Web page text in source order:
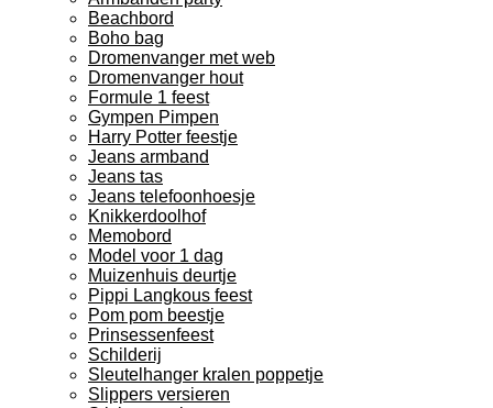
Beachbord
Boho bag
Dromenvanger met web
Dromenvanger hout
Formule 1 feest
Gympen Pimpen
Harry Potter feestje
Jeans armband
Jeans tas
Jeans telefoonhoesje
Knikkerdoolhof
Memobord
Model voor 1 dag
Muizenhuis deurtje
Pippi Langkous feest
Pom pom beestje
Prinsessenfeest
Schilderij
Sleutelhanger kralen poppetje
Slippers versieren